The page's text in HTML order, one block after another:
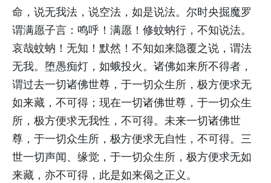
命，说无我法，说空法，如是说法。尔时央掘魔罗
谓满愿子言：鸣呼！满愿！修蚊蚋行，不知说法。
哀哉蚊蚋！无知！默然！不知如来隐覆之说，谓法
无我。堕愚痴灯，如蛾投火。诸佛如来所不得者，
谓过去一切诸佛世尊，于一切众生所，极方便求无
如来藏，不可得；现在一切诸佛世尊，于一切众生
所，极方便求无我性，不可得。未来一切诸佛世
尊，于一切众生所，极方便求无自性，不可得。三
世一切声闻、缘觉，于一切众生所，极方便求无如
来藏，亦不可得，此是如来偈之正义。